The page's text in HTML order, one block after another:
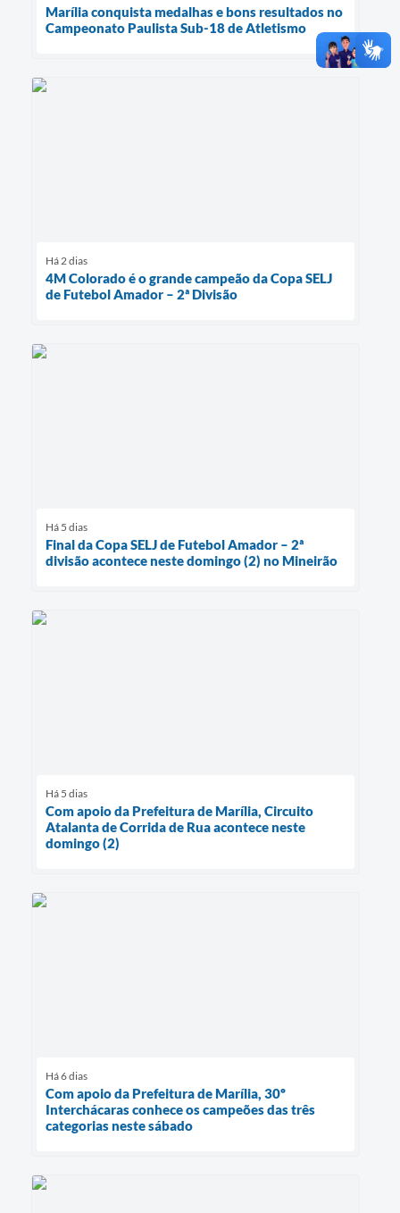
Marília conquista medalhas e bons resultados no
Campeonato Paulista Sub-18 de Atletismo
Há 2 dias
4M Colorado é o grande campeão da Copa SELJ
de Futebol Amador – 2ª Divisão
Há 5 dias
Final da Copa SELJ de Futebol Amador – 2ª
divisão acontece neste domingo (2) no Mineirão
Há 5 dias
Com apoio da Prefeitura de Marília, Circuito
Atalanta de Corrida de Rua acontece neste
domingo (2)
Há 6 dias
Com apoio da Prefeitura de Marília, 30º
Interchácaras conhece os campeões das três
categorias neste sábado